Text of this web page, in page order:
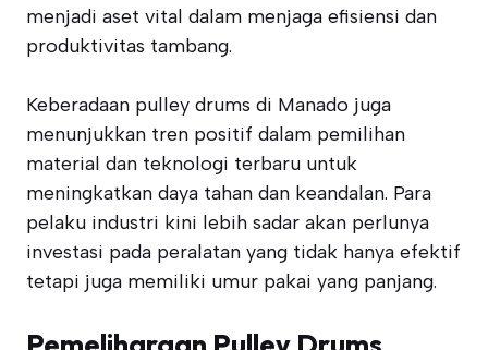
menjadi aset vital dalam menjaga efisiensi dan
produktivitas tambang.
Keberadaan pulley drums di Manado juga
menunjukkan tren positif dalam pemilihan
material dan teknologi terbaru untuk
meningkatkan daya tahan dan keandalan. Para
pelaku industri kini lebih sadar akan perlunya
investasi pada peralatan yang tidak hanya efektif
tetapi juga memiliki umur pakai yang panjang.